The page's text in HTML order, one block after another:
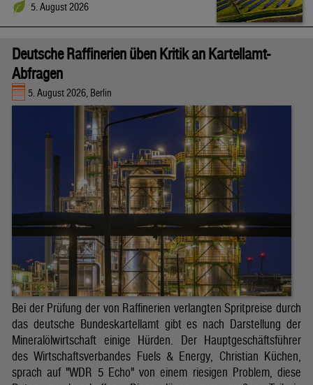
5. August 2026
Deutsche Raffinerien üben Kritik an Kartellamt-
Abfragen
5. August 2026, Berlin
Bei der Prüfung der von Raffinerien verlangten Spritpreise durch
das deutsche Bundeskartellamt gibt es nach Darstellung der
Mineralölwirtschaft einige Hürden. Der Hauptgeschäftsführer
des Wirtschaftsverbandes Fuels & Energy, Christian Küchen,
sprach auf "WDR 5 Echo" von einem riesigen Problem, diese